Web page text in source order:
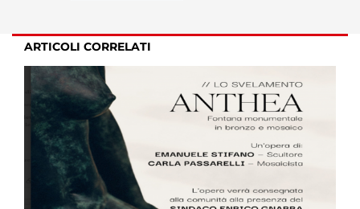
ARTICOLI CORRELATI